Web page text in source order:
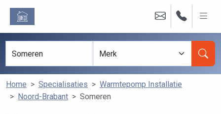
Home Specialisaties
Warmtepomp Installatie
Noord-Brabant
Someren